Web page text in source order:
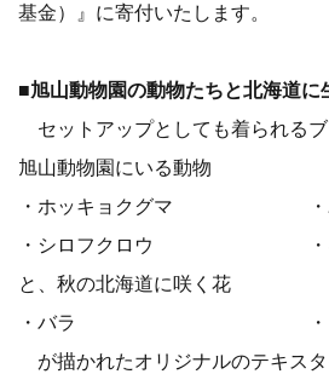
基金）』に寄付いたします。
■旭山動物園の動物たちと北海道に
セットアップとしても着られるブ
旭山動物園にいる動物
・ホッキョクグマ ・ユ
・シロフクロウ ・キン
と、秋の北海道に咲く花
・バラ ・シュウ
が描かれたオリジナルのテキス